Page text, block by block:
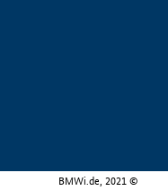
BMWi.de, 2021 ©